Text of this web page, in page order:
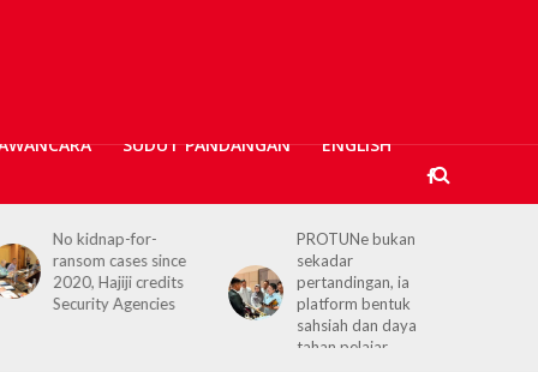
SUDUT PANDANGAN ENGLISH
kidnap-for-
cases since
Hajiji credits
Agencies
PROTUNe bukan
pertandingan, ia
platform bentuk
sahsiah dan daya
tahan pelajar